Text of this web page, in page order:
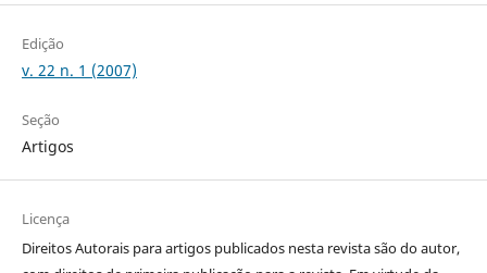
Edição
v. 22 n. 1 (2007)
Seção
Artigos
Licença
Direitos Autorais para artigos publicados nesta revista são do autor,